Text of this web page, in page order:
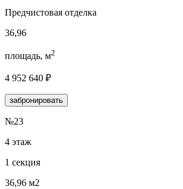
Предчистовая отделка
36,96
площадь, м2
4 952 640 ₽
забронировать
№23
4 этаж
1 секция
36,96 м2